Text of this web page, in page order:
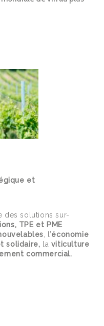
et
des solutions sur-
TPE et PME
, l’économie
solidaire, la viticulture
commercial.